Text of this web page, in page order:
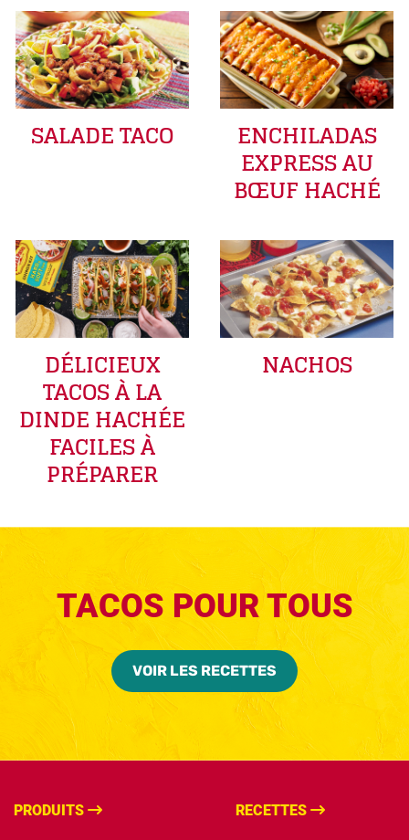
SALADE TACO ENCHILADAS
EXPRESS AU
BŒUF HACHÉ
DÉLICIEUX
TACOS À LA
DINDE HACHÉE
FACILES À
PRÉPARER
NACHOS
TACOS POUR TOUS
VOIR LES RECETTES
PRODUITS RECETTES